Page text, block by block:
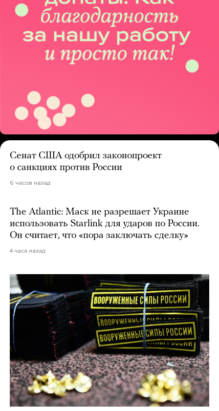
Сенат США одобрил законопроект
о санкциях против России
6 часов назад
The Atlantic: Маск не разрешает Украине
использовать Starlink для ударов по России.
Он считает, что «пора заключать сделку»
4 часа назад